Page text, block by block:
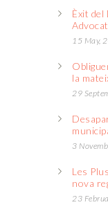
Èxit del
15 May,
la
29
3
Les
nova
23